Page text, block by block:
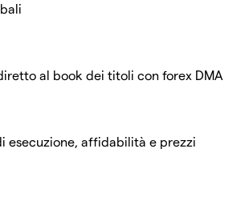
al book dei titoli con forex DMA
esecuzione, affidabilità e prezzi